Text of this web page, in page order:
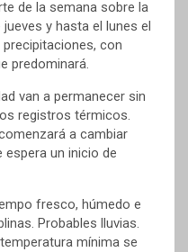
de la semana sobre la
y hasta el lunes el
con
predominará.
van a permanecer sin
registros térmicos.
a cambiar
un inicio de
fresco, húmedo e
Probables lluvias.
mínima se